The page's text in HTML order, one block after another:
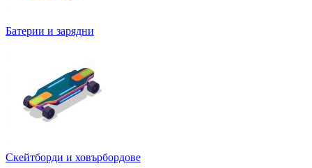
Батерии и зарядни
Скейтборди и ховърбордове